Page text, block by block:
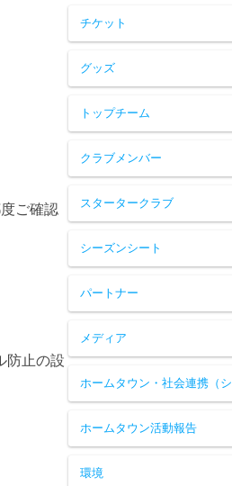
ご確認
防止の設
チケット
グッズ
トップチーム
クラブメンバー
スタータークラブ
シーズンシート
パートナー
メディア
ホームタウン・社会連携（シ
ホームタウン活動報告
環境